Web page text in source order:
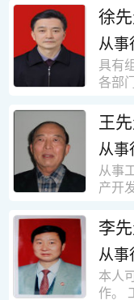
营乡
平方
区项
结构
限公
限公
有：
工程
栋
场；
框架
程。
建筑
建与
辽宁
所执
多次
地的
诉讼
对刑
擅长
收购
论文
的执
和非
律师
合法
的永
徐
从事
具有
各部
等领
富。
王
从事
从事
产开
最高
深厚
计算
工技
决算
李
从事
本人
作。